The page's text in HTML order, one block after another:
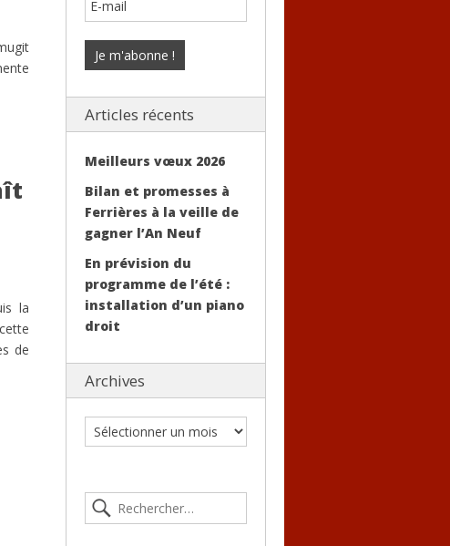
la
de
Articles récents
Meilleurs vœux 2026
Bilan et promesses à
Ferrières à la veille de
gagner l’An Neuf
En prévision du
programme de l’été :
installation d’un piano
droit
Archives